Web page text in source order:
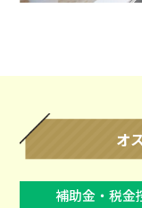
オ
補助金・税金